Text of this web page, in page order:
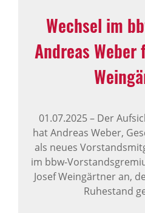
Wechsel im
Andreas
01.07.2025–Der
hat Andreas Weber,
als neues
im bbw-
Josef Weingärtner an,
Ruhestand